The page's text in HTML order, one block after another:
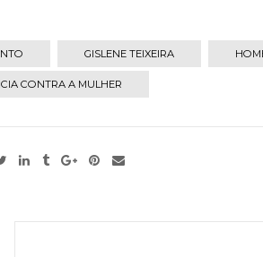
GISLENE TEIXEIRA
CONTRA A MULHER